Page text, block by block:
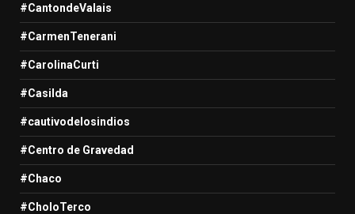
#CantondeValais
#CarmenTenerani
#CarolinaCurti
#Casilda
#cautivodelosindios
#Centro de Gravedad
#Chaco
#CholoTerco